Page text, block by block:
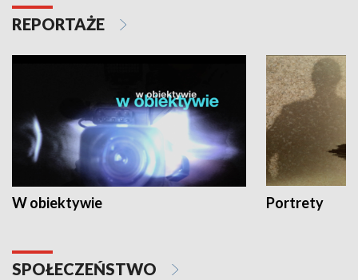
REPORTAŻE
W obiektywie Portrety
SPOŁECZEŃSTWO